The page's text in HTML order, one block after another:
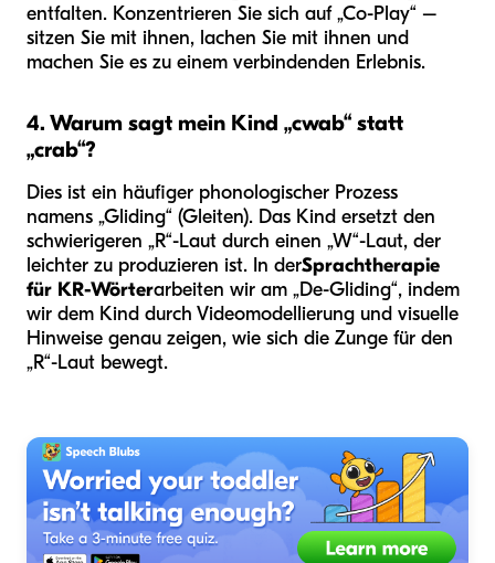
entfalten. Konzentrieren Sie sich auf „Co-Play“ –
sitzen Sie mit ihnen, lachen Sie mit ihnen und
machen Sie es zu einem verbindenden Erlebnis.
4. Warum sagt mein Kind „cwab“ statt
„crab“?
Dies ist ein häufiger phonologischer Prozess
namens „Gliding“ (Gleiten). Das Kind ersetzt den
schwierigeren „R“-Laut durch einen „W“-Laut, der
leichter zu produzieren ist. In derSprachtherapie
für KR-Wörterarbeiten wir am „De-Gliding“, indem
wir dem Kind durch Videomodellierung und visuelle
Hinweise genau zeigen, wie sich die Zunge für den
„R“-Laut bewegt.